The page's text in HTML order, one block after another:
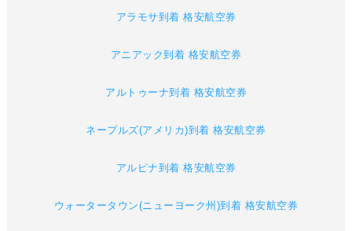
アラモサ到着 格安航空券
アニアック到着 格安航空券
アルトゥーナ到着 格安航空券
ネープルズ(アメリカ)到着 格安航空券
アルピナ到着 格安航空券
ウォータータウン(ニューヨーク州)到着 格安航空券